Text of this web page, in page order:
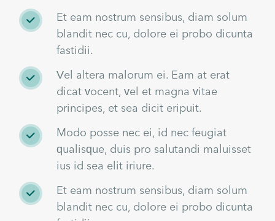
Et eam nostrum sensibus, diam solum
blandit nec cu, dolore ei probo dicunta
fastidii.
Vel altera malorum ei. Eam at erat
dicat vocent, vel et magna vitae
principes, et sea dicit eripuit.
Modo posse nec ei, id nec feugiat
qualisque, duis pro salutandi maluisset
ius id sea elit iriure.
Et eam nostrum sensibus, diam solum
blandit nec cu, dolore ei probo dicunta